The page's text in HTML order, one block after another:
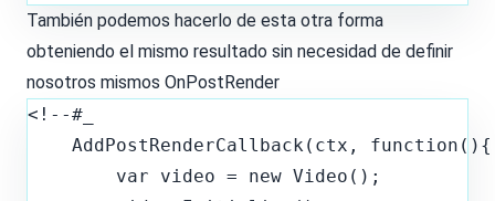
También podemos hacerlo de esta otra forma
obteniendo el mismo resultado sin necesidad de definir
nosotros mismos OnPostRender
<!--#_
    AddPostRenderCallback(ctx, function(){
        var video = new Video();